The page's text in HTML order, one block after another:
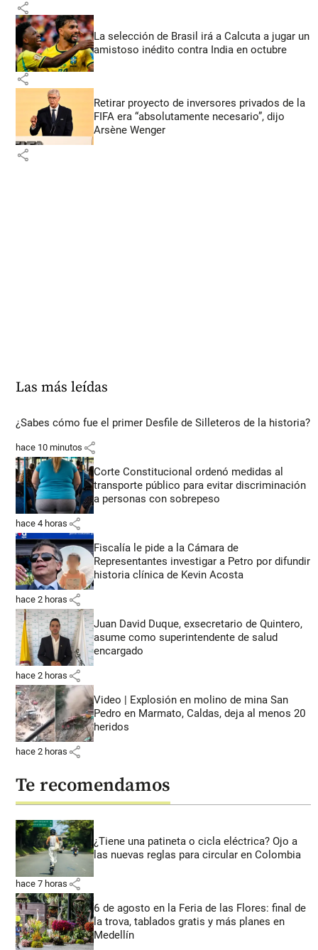
share
La selección de Brasil irá a Calcuta a jugar un
amistoso inédito contra India en octubre
share
Retirar proyecto de inversores privados de la
FIFA era “absolutamente necesario”, dijo
Arsène Wenger
share
Las más leídas
¿Sabes cómo fue el primer Desfile de Silleteros de la historia?
hace 10 minutos share
Corte Constitucional ordenó medidas al
transporte público para evitar discriminación
a personas con sobrepeso
hace 4 horas share
Fiscalía le pide a la Cámara de
Representantes investigar a Petro por difundir
historia clínica de Kevin Acosta
hace 2 horas share
Juan David Duque, exsecretario de Quintero,
asume como superintendente de salud
encargado
hace 2 horas share
Video | Explosión en molino de mina San
Pedro en Marmato, Caldas, deja al menos 20
heridos
hace 2 horas share
Te recomendamos
¿Tiene una patineta o cicla eléctrica? Ojo a
las nuevas reglas para circular en Colombia
hace 7 horas share
6 de agosto en la Feria de las Flores: final de
la trova, tablados gratis y más planes en
Medellín